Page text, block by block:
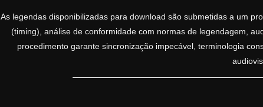
As legendas disponibilizadas para download são submetidas a um
(timing), análise de conformidade com normas de legendagem,
procedimento garante sincronização impecável, terminologia